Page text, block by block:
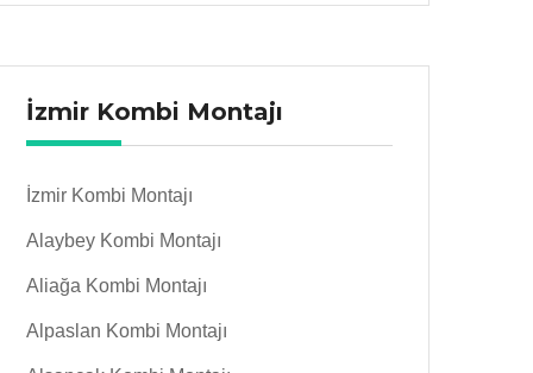
İzmir Kombi Montajı
İzmir Kombi Montajı
Alaybey Kombi Montajı
Aliağa Kombi Montajı
Alpaslan Kombi Montajı